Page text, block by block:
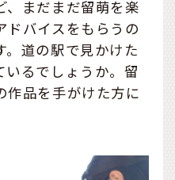
、まだまだ留萌を楽
ドバイスをもらうの
。道の駅で見かけた
いるでしょうか。留
作品を手がけた方に